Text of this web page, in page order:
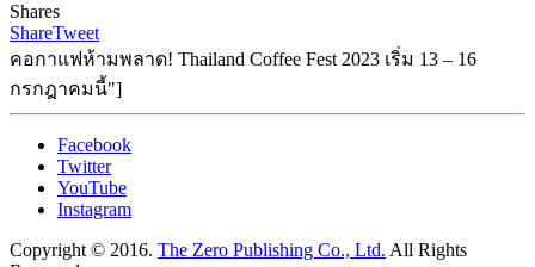
Shares
ShareTweet
คอกาแฟห้ามพลาด! Thailand Coffee Fest 2023 เริ่ม 13 – 16
กรกฎาคมนี้"]
Facebook
Twitter
YouTube
Instagram
Copyright © 2016. The Zero Publishing Co., Ltd. All Rights